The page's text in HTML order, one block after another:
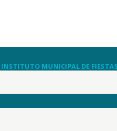
INSTITUTO MUNICIPAL DE